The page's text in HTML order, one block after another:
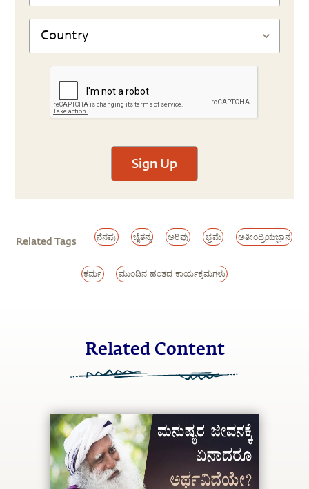
Sign Up
Related Tags ನೆನಪು ಚೈತನ್ಯ ಅರಿವು ಭ್ರಮೆ ಅತೀಂದ್ರಿಯಜ್ಞಾನ
ಕರ್ಮ ಮುಂದಿನ ಹಂತದ ಕಾರ್ಯಕ್ರಮಗಳು
Related Content